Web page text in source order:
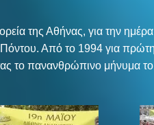
της Αθήνας, για την
Από το 1994 για
το πανανθρώπινο μήνυμα